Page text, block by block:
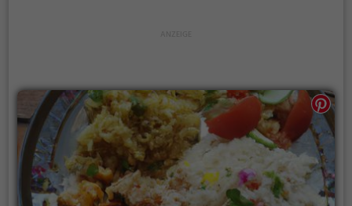
einen unvergesslichen Aufenthalt genießen kann.
Ob für ein romantisches Dinner zu zweit oder einen
geselligen Abend mit Freunden, im Mattehof
Gastronomie wird man stets bestens versorgt.